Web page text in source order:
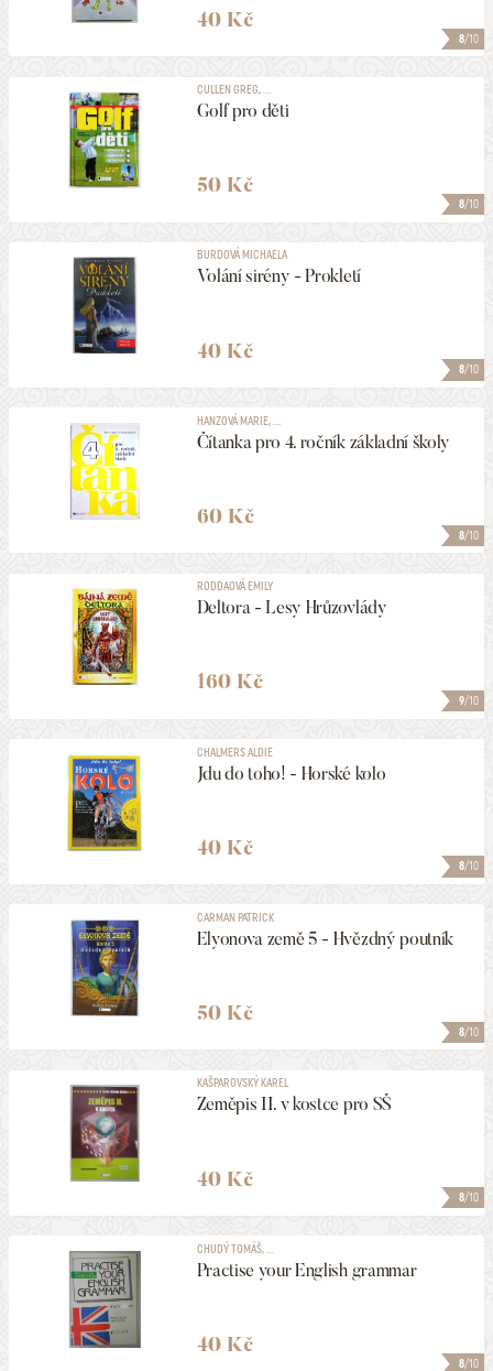
8/10
40 Kč
8/10
CULLEN GREG, ...
Golf pro děti
50 Kč
8/10
BURDOVÁ MICHAELA
Volání sirény - Prokletí
40 Kč
8/10
HANZOVÁ MARIE, ...
Čítanka pro 4. ročník základní školy
60 Kč
9/10
RODDAOVÁ EMILY
Deltora - Lesy Hrůzovlády
160 Kč
8/10
CHALMERS ALDIE
Jdu do toho! - Horské kolo
40 Kč
8/10
CARMAN PATRICK
Elyonova země 5 - Hvězdný poutník
50 Kč
8/10
KAŠPAROVSKÝ KAREL
Zeměpis II. v kostce pro SŠ
40 Kč
8/10
CHUDÝ TOMÁŠ, ...
Practise your English grammar
40 Kč